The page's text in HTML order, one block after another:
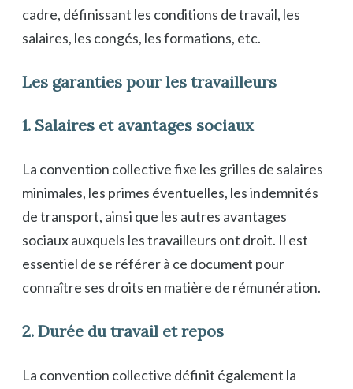
cadre, définissant les conditions de travail, les
salaires, les congés, les formations, etc.
Les garanties pour les travailleurs
1. Salaires et avantages sociaux
La convention collective fixe les grilles de salaires
minimales, les primes éventuelles, les indemnités
de transport, ainsi que les autres avantages
sociaux auxquels les travailleurs ont droit. Il est
essentiel de se référer à ce document pour
connaître ses droits en matière de rémunération.
2. Durée du travail et repos
La convention collective définit également la